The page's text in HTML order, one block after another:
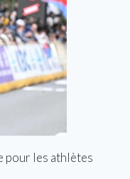
pour les athlètes